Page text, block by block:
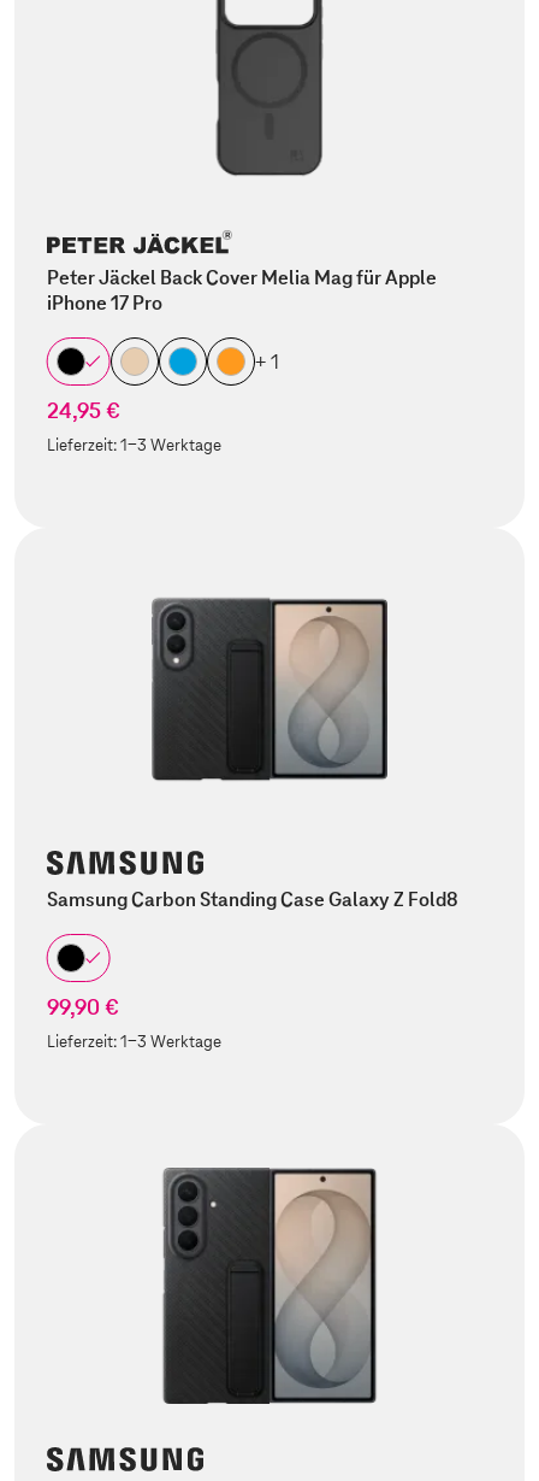
Peter Jäckel Back Cover Melia Mag für Apple
iPhone 17 Pro
+ 1
24,95 €
Lieferzeit:1-3 Werktage
Samsung Carbon Standing Case Galaxy Z Fold8
99,90 €
Lieferzeit:1-3 Werktage